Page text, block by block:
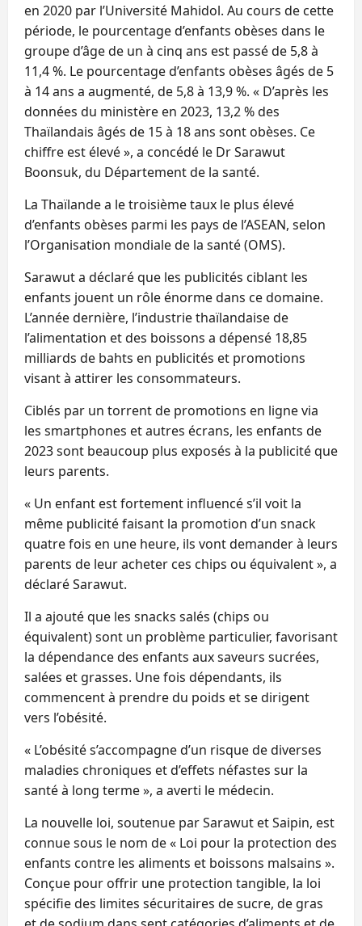
en 2020 par l’Université Mahidol. Au cours de cette
période, le pourcentage d’enfants obèses dans le
groupe d’âge de un à cinq ans est passé de 5,8 à
11,4 %. Le pourcentage d’enfants obèses âgés de 5
à 14 ans a augmenté, de 5,8 à 13,9 %. « D’après les
données du ministère en 2023, 13,2 % des
Thaïlandais âgés de 15 à 18 ans sont obèses. Ce
chiffre est élevé », a concédé le Dr Sarawut
Boonsuk, du Département de la santé.
La Thaïlande a le troisième taux le plus élevé
d’enfants obèses parmi les pays de l’ASEAN, selon
l’Organisation mondiale de la santé (OMS).
Sarawut a déclaré que les publicités ciblant les
enfants jouent un rôle énorme dans ce domaine.
L’année dernière, l’industrie thaïlandaise de
l’alimentation et des boissons a dépensé 18,85
milliards de bahts en publicités et promotions
visant à attirer les consommateurs.
Ciblés par un torrent de promotions en ligne via
les smartphones et autres écrans, les enfants de
2023 sont beaucoup plus exposés à la publicité que
leurs parents.
« Un enfant est fortement influencé s’il voit la
même publicité faisant la promotion d’un snack
quatre fois en une heure, ils vont demander à leurs
parents de leur acheter ces chips ou équivalent », a
déclaré Sarawut.
Il a ajouté que les snacks salés (chips ou
équivalent) sont un problème particulier, favorisant
la dépendance des enfants aux saveurs sucrées,
salées et grasses. Une fois dépendants, ils
commencent à prendre du poids et se dirigent
vers l’obésité.
« L’obésité s’accompagne d’un risque de diverses
maladies chroniques et d’effets néfastes sur la
santé à long terme », a averti le médecin.
La nouvelle loi, soutenue par Sarawut et Saipin, est
connue sous le nom de « Loi pour la protection des
enfants contre les aliments et boissons malsains ».
Conçue pour offrir une protection tangible, la loi
spécifie des limites sécuritaires de sucre, de gras